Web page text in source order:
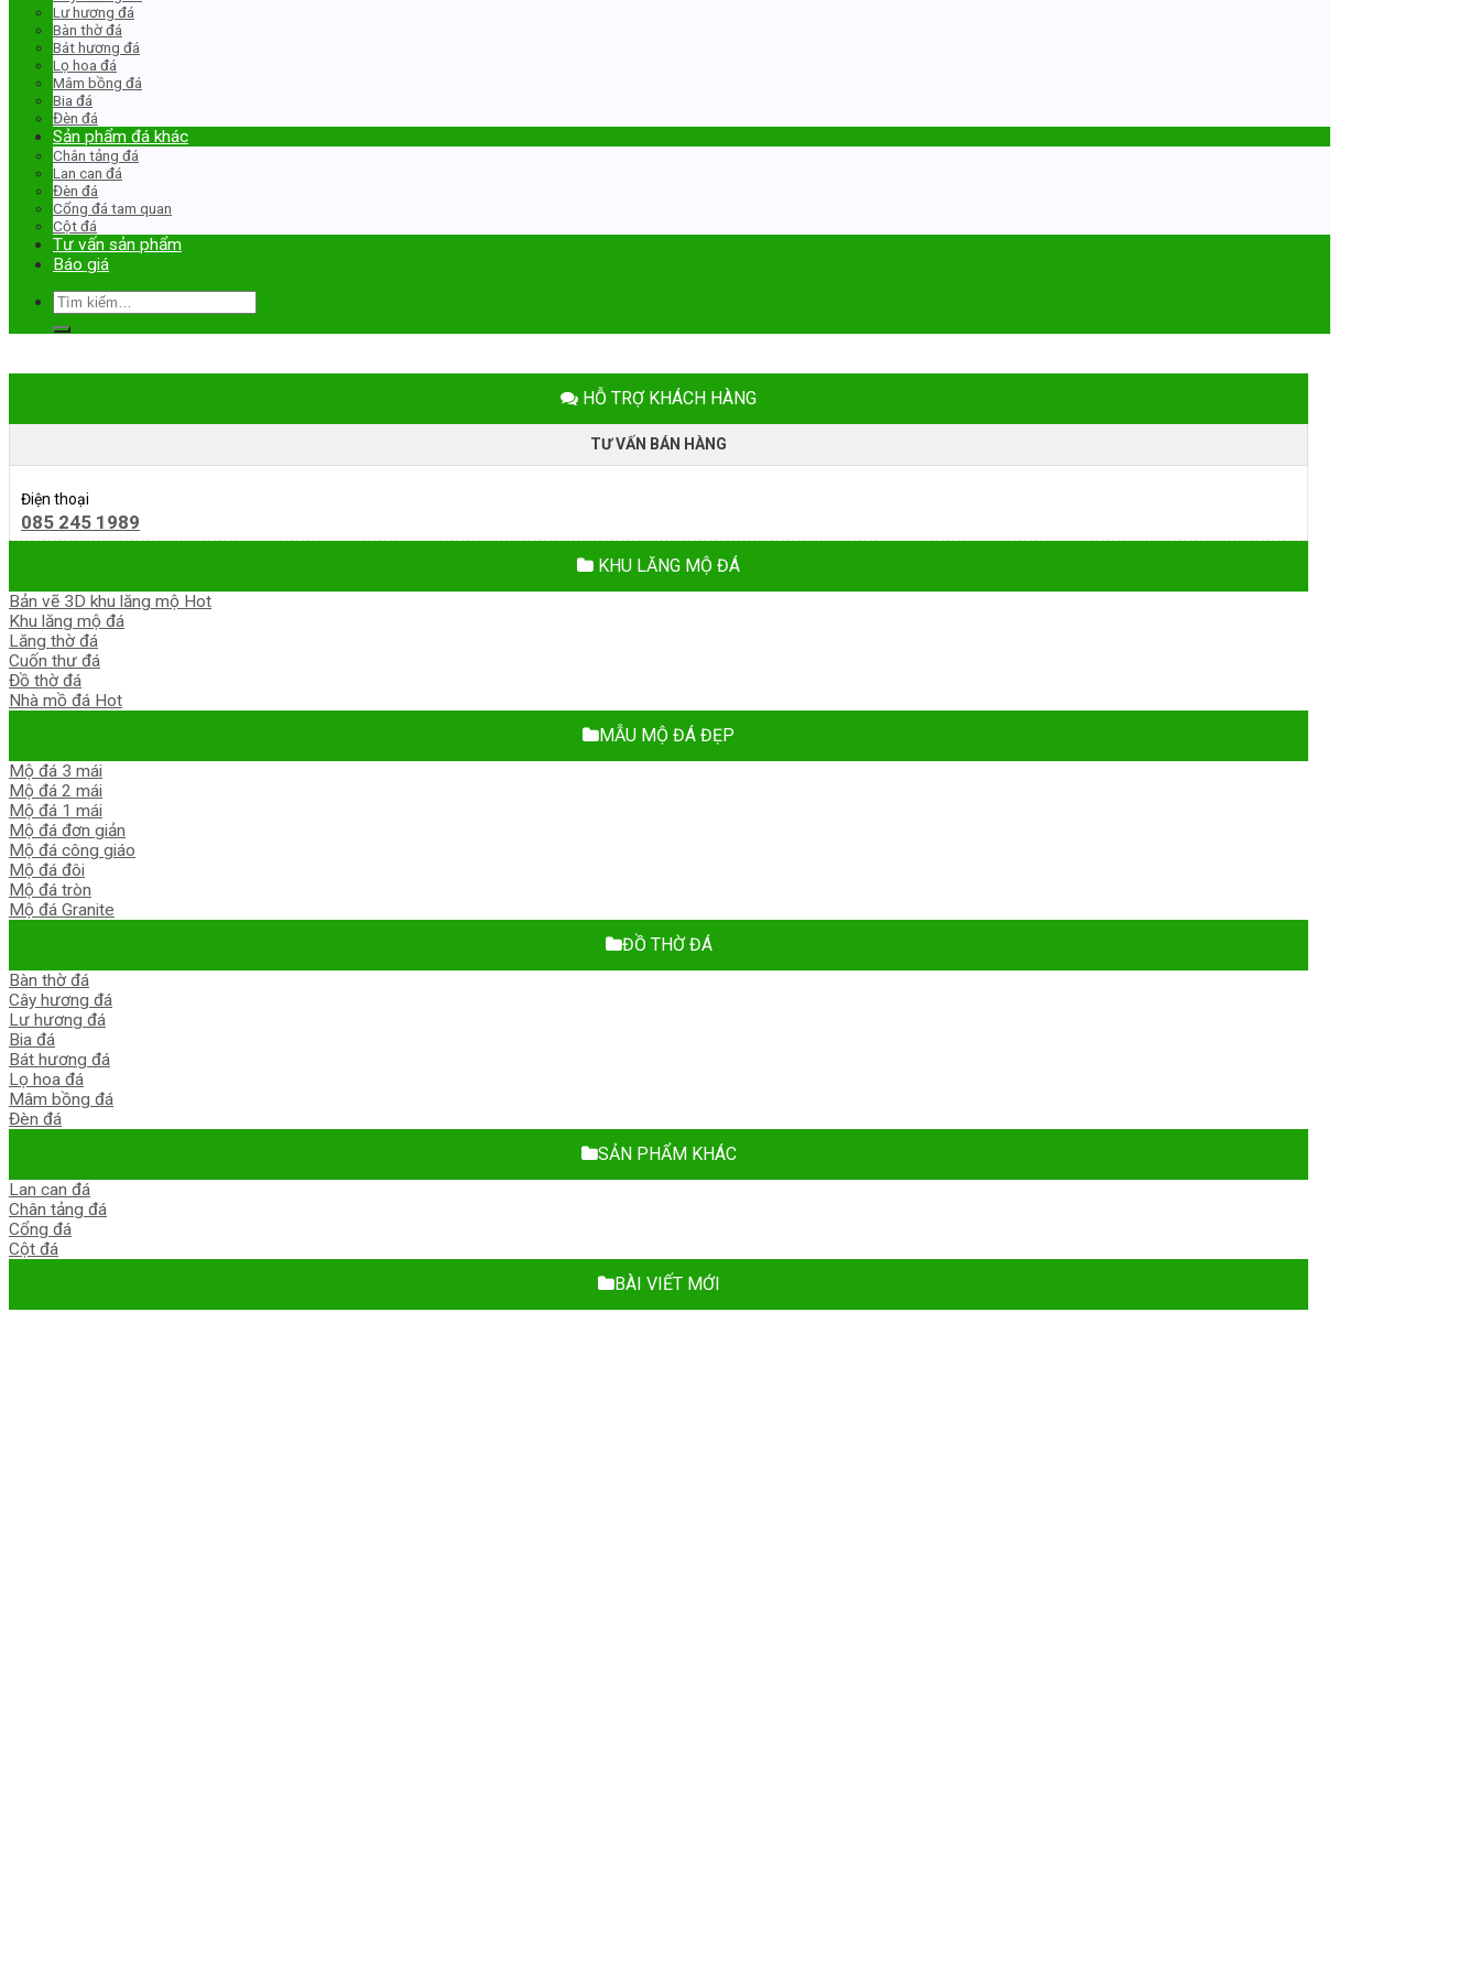
Lư hương đá
Bàn thờ đá
Bát hương đá
Lọ hoa đá
Mâm bồng đá
Bia đá
Đèn đá
Sản phẩm đá khác
Chân tảng đá
Lan can đá
Đèn đá
Cổng đá tam quan
Cột đá
Tư vấn sản phẩm
Báo giá
Tìm
kiếm:
HỖ TRỢ KHÁCH HÀNG
TƯ VẤN BÁN HÀNG
Điện thoại
085 245 1989
KHU LĂNG MỘ ĐÁ
Bản vẽ 3D khu lăng mộ
Khu lăng mộ đá
Lăng thờ đá
Cuốn thư đá
Đồ thờ đá
Nhà mồ đá
MẪU MỘ ĐÁ ĐẸP
Mộ đá 3 mái
Mộ đá 2 mái
Mộ đá 1 mái
Mộ đá đơn giản
Mộ đá công giáo
Mộ đá đôi
Mộ đá tròn
Mộ đá Granite
ĐỒ THỜ ĐÁ
Bàn thờ đá
Cây hương đá
Lư hương đá
Bia đá
Bát hương đá
Lọ hoa đá
Mâm bồng đá
Đèn đá
SẢN PHẨM KHÁC
Lan can đá
Chân tảng đá
Cổng đá
Cột đá
BÀI VIẾT MỚI